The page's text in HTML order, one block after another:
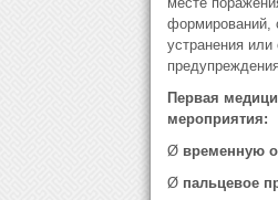
формирований,
устранения
Первая
мероприятия:
Ø временную
Ø пальцевое